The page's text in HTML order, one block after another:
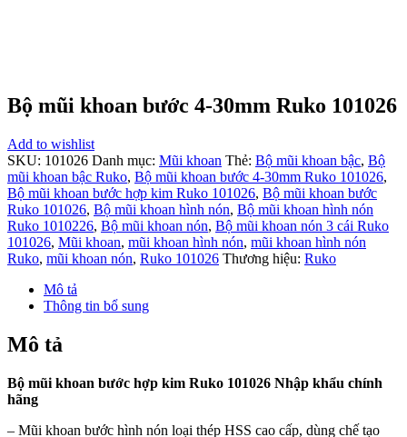
Bộ mũi khoan bước 4-30mm Ruko 101026
Add to wishlist
SKU: 101026 Danh mục: Mũi khoan Thẻ: Bộ mũi khoan bậc, Bộ
mũi khoan bậc Ruko, Bộ mũi khoan bước 4-30mm Ruko 101026,
Bộ mũi khoan bước hợp kim Ruko 101026, Bộ mũi khoan bước
Ruko 101026, Bộ mũi khoan hình nón, Bộ mũi khoan hình nón
Ruko 1010226, Bộ mũi khoan nón, Bộ mũi khoan nón 3 cái Ruko
101026, Mũi khoan, mũi khoan hình nón, mũi khoan hình nón
Ruko, mũi khoan nón, Ruko 101026 Thương hiệu: Ruko
Mô tả
Thông tin bổ sung
Mô tả
Bộ mũi khoan bước hợp kim Ruko 101026 Nhập khẩu chính
hãng
– Mũi khoan bước hình nón loại thép HSS cao cấp, dùng chế tạo